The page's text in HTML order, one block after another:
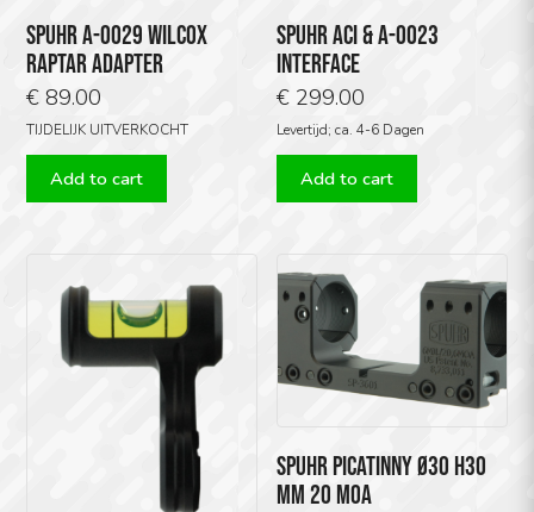
SPUHR A-0029 WILCOX
RAPTAR ADAPTER
€ 89.00
TIJDELIJK UITVERKOCHT
Add to cart
SPUHR ACI & A-0023
INTERFACE
€ 299.00
Levertijd; ca. 4-6 Dagen
Add to cart
SPUHR PICATINNY Ø30 H30
MM 20 MOA